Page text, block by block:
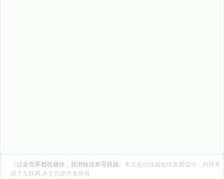
《让全世界都祝福你，我用短信来写祝福》本文是由祝福短信免费提供，内容来
源于互联网,本文归原作者所有。